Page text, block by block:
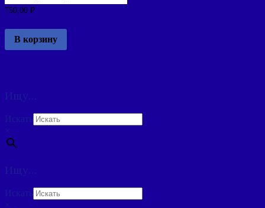
750,00 ₽
В корзину
Ищу…
Искать
×
Ищу…
Искать
×